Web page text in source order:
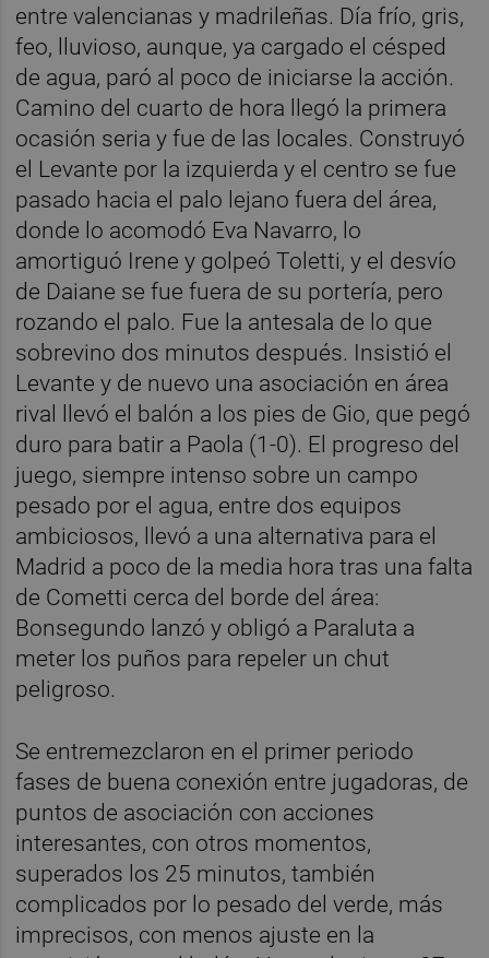
entre valencianas y madrileñas. Día frío, gris,
feo, lluvioso, aunque, ya cargado el césped
de agua, paró al poco de iniciarse la acción.
Camino del cuarto de hora llegó la primera
ocasión seria y fue de las locales. Construyó
el Levante por la izquierda y el centro se fue
pasado hacia el palo lejano fuera del área,
donde lo acomodó Eva Navarro, lo
amortiguó Irene y golpeó Toletti, y el desvío
de Daiane se fue fuera de su portería, pero
rozando el palo. Fue la antesala de lo que
sobrevino dos minutos después. Insistió el
Levante y de nuevo una asociación en área
rival llevó el balón a los pies de Gio, que pegó
duro para batir a Paola (1-0). El progreso del
juego, siempre intenso sobre un campo
pesado por el agua, entre dos equipos
ambiciosos, llevó a una alternativa para el
Madrid a poco de la media hora tras una falta
de Cometti cerca del borde del área:
Bonsegundo lanzó y obligó a Paraluta a
meter los puños para repeler un chut
peligroso.
Se entremezclaron en el primer periodo
fases de buena conexión entre jugadoras, de
puntos de asociación con acciones
interesantes, con otros momentos,
superados los 25 minutos, también
complicados por lo pesado del verde, más
imprecisos, con menos ajuste en la